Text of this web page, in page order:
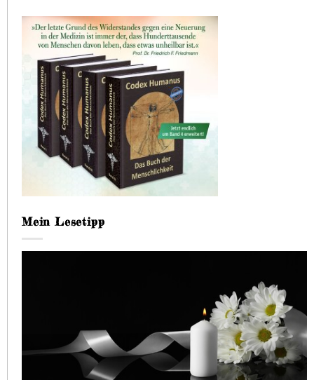
Mein Lesetipp